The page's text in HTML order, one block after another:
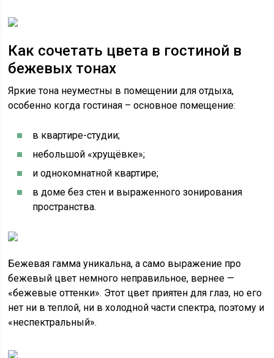
Как сочетать цвета в гостиной в
бежевых тонах
Яркие тона неуместны в помещении для отдыха,
особенно когда гостиная – основное помещение:
в квартире-студии;
небольшой «хрущёвке»;
и однокомнатной квартире;
в доме без стен и выраженного зонирования
пространства.
Бежевая гамма уникальна, а само выражение про
бежевый цвет немного неправильное, вернее —
«бежевые оттенки». Этот цвет приятен для глаз, но его
нет ни в теплой, ни в холодной части спектра, поэтому и
«неспектральный».